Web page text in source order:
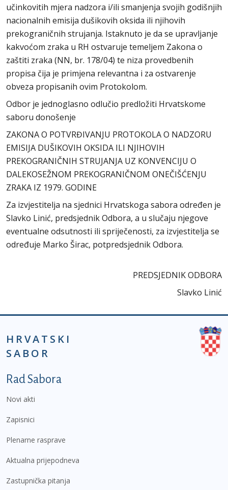
učinkovitih mjera nadzora i/ili smanjenja svojih godišnjih
nacionalnih emisija dušikovih oksida ili njihovih
prekograničnih strujanja. Istaknuto je da se upravljanje
kakvoćom zraka u RH ostvaruje temeljem Zakona o
zaštiti zraka (NN, br. 178/04) te niza provedbenih
propisa čija je primjena relevantna i za ostvarenje
obveza propisanih ovim Protokolom.
Odbor je jednoglasno odlučio predložiti Hrvatskome
saboru donošenje
ZAKONA O POTVRĐIVANJU PROTOKOLA O NADZORU
EMISIJA DUŠIKOVIH OKSIDA ILI NJIHOVIH
PREKOGRANIČNIH STRUJANJA UZ KONVENCIJU O
DALEKOSEŽNOM PREKOGRANIČNOM ONEČIŠĆENJU
ZRAKA IZ 1979. GODINE
Za izvjestitelja na sjednici Hrvatskoga sabora određen je
Slavko Linić, predsjednik Odbora, a u slučaju njegove
eventualne odsutnosti ili spriječenosti, za izvjestitelja se
određuje Marko Širac, potpredsjednik Odbora.
PREDSJEDNIK ODBORA
Slavko Linić
HRVATSKI
SABOR
Podnožje prvi izbornik
Rad Sabora
Novi akti
Zapisnici
Plenarne rasprave
Aktualna prijepodneva
Zastupnička pitanja